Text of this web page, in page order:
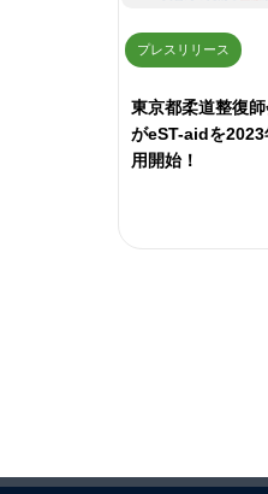
プレスリリース
東京都柔道整復
がeST-aidを
用開始！